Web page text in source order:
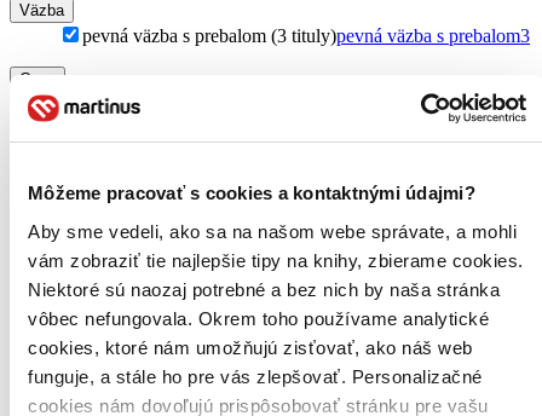
Môžeme pracovať s cookies a kontaktnými údajmi?
Aby sme vedeli, ako sa na našom webe správate, a mohli
vám zobraziť tie najlepšie tipy na knihy, zbierame cookies.
Niektoré sú naozaj potrebné a bez nich by naša stránka
vôbec nefungovala. Okrem toho používame analytické
cookies, ktoré nám umožňujú zisťovať, ako náš web
funguje, a stále ho pre vás zlepšovať. Personalizačné
cookies nám dovoľujú prispôsobovať stránku pre vašu
Väzba
pevná väzba s prebalom (3 tituly)pevná väzba s prebalom3
Cena
Do 4 € (0 titulov)
Viac ako 16 € (0 titulov)Viac ako 16 €
Ďalšie možnosti
Zúžiť výber
Zoradiť